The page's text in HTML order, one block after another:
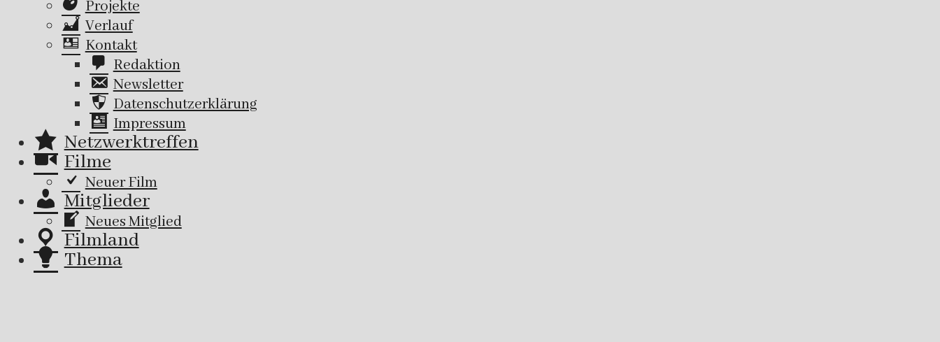
Projekte
Verlauf
Kontakt
Redaktion
Newsletter
Datenschutzerklärung
Impressum
Netzwerktreffen
Filme
Neuer Film
Mitglieder
Neues Mitglied
Filmland
Thema